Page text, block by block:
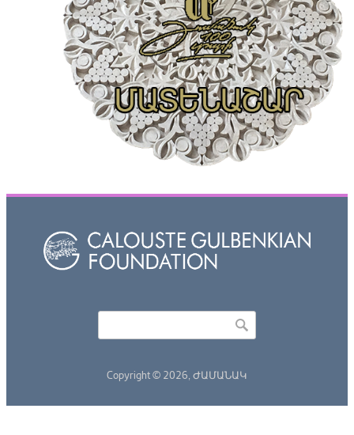
Copyright © 2026, ԺԱՄԱՆԱԿ